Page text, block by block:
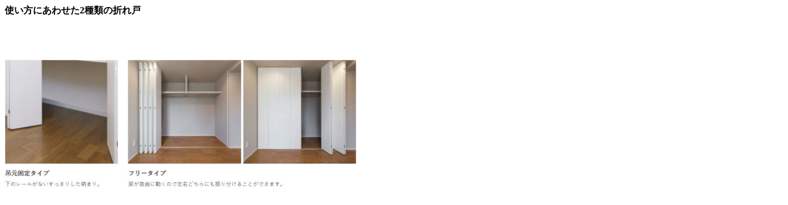
使い方にあわせた2種類の折れ戸